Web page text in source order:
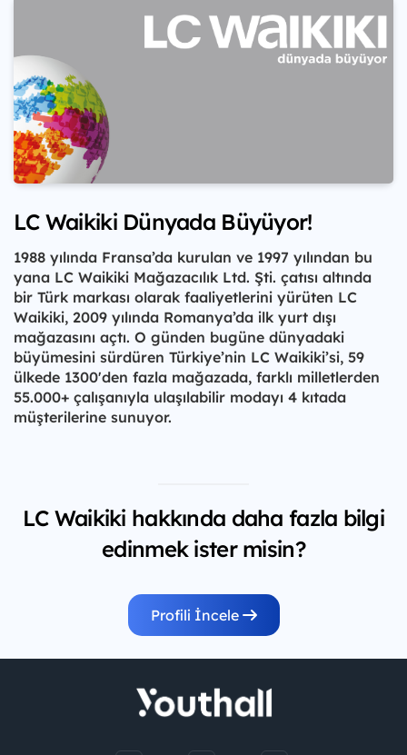
LC Waikiki Dünyada Büyüyor!
1988 yılında Fransa’da kurulan ve 1997 yılından bu
yana LC Waikiki Mağazacılık Ltd. Şti. çatısı altında
bir Türk markası olarak faaliyetlerini yürüten LC
Waikiki, 2009 yılında Romanya’da ilk yurt dışı
mağazasını açtı. O günden bugüne dünyadaki
büyümesini sürdüren Türkiye’nin LC Waikiki’si, 59
ülkede 1300'den fazla mağazada, farklı milletlerden
55.000+ çalışanıyla ulaşılabilir modayı 4 kıtada
müşterilerine sunuyor.
LC Waikiki hakkında daha fazla bilgi
edinmek ister misin?
Profili İncele